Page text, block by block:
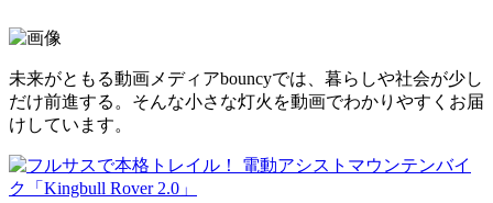
未来がともる動画メディアbouncyでは、暮らしや社会が少し
だけ前進する。そんな小さな灯火を動画でわかりやすくお届
けしています。